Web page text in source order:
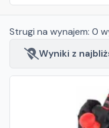
Strugi na wynajem: 0
Wyniki z